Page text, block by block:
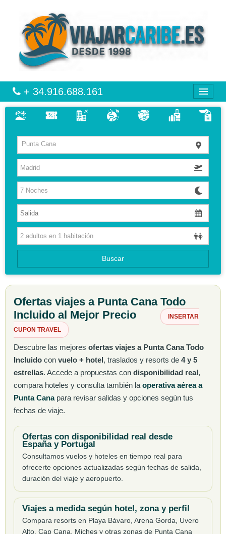
+ 34.916.688.161
VIAJES
VUELO + HOTEL
MULTIDESTINOS
HOTELES
CIRCUITOS
GUIAS DE VIAJES
Punta Cana
Buscar
Ofertas viajes a Punta Cana Todo
Incluido al Mejor Precio
INSERTAR
CUPON TRAVEL
Descubre las mejores ofertas viajes a Punta Cana Todo
Incluido con vuelo + hotel, traslados y resorts de 4 y 5
estrellas. Accede a propuestas con disponibilidad real,
compara hoteles y consulta también la operativa aérea a
Punta Canapara revisar salidas y opciones según tus
fechas de viaje.
Ofertas con disponibilidad real desde
España y Portugal
Consultamos vuelos y hoteles en tiempo real para
ofrecerte opciones actualizadas según fechas de salida,
duración del viaje y aeropuerto.
Viajes a medida según hotel, zona y perfil
Compara resorts en Playa Bávaro, Arena Gorda, Uvero
Alto, Cap Cana, Miches y otras zonas de Punta Cana